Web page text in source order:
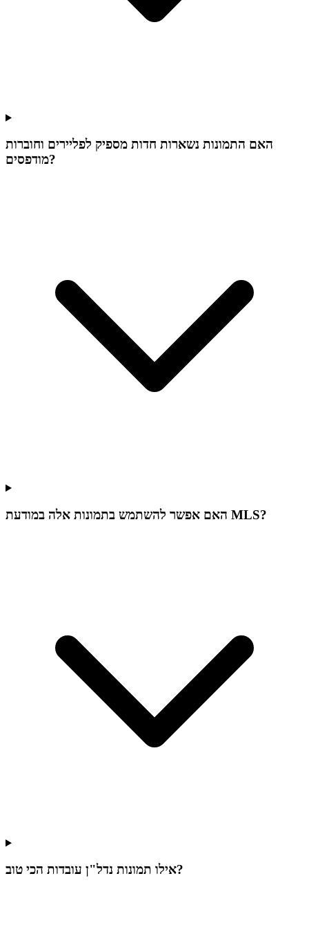
האם התמונות נשארות חדות מספיק לפליירים וחוברות
מודפסים?
האם אפשר להשתמש בתמונות אלה במודעת MLS?
אילו תמונות נדל"ן עובדות הכי טוב?